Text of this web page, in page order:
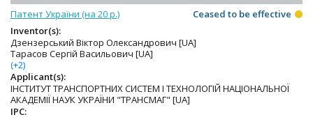
Патент України (на 20 р.)
Ceased to be effective
Inventor(s):
Дзензерський Віктор Олександрович [UA]
Тарасов Сергій Васильович [UA]
(+2)
Applicant(s):
ІНСТИТУТ ТРАНСПОРТНИХ СИСТЕМ І ТЕХНОЛОГІЙ НАЦІОНАЛЬНОЇ
АКАДЕМІЇ НАУК УКРАЇНИ "ТРАНСМАГ" [UA]
IPC: